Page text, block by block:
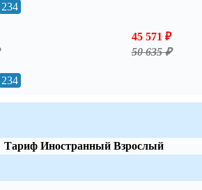
234
45 571 ₽
50 635 ₽
234
Тариф Иностранный Взрослый